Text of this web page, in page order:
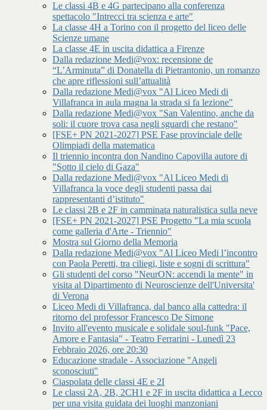
Le classi 4B e 4G partecipano alla conferenza
spettacolo "Intrecci tra scienza e arte"
La classe 4H a Torino con il progetto del liceo delle
Scienze umane
La classe 4E in uscita didattica a Firenze
Dalla redazione Medi@vox: recensione de
“L’Arminuta” di Donatella di Pietrantonio, un romanzo
che apre riflessioni sull’attualità
Dalla redazione Medi@vox "Al Liceo Medi di
Villafranca in aula magna la strada si fa lezione"
Dalla redazione Medi@vox "San Valentino, anche da
soli: il cuore trova casa negli sguardi che restano"
[FSE+ PN 2021-2027] PSE Fase provinciale delle
Olimpiadi della matematica
Il triennio incontra don Nandino Capovilla autore di
"Sotto il cielo di Gaza"
Dalla redazione Medi@vox "Al Liceo Medi di
Villafranca la voce degli studenti passa dai
rappresentanti d’istituto"
Le classi 2B e 2F in camminata naturalistica sulla neve
[FSE+ PN 2021-2027] PSE Progetto "La mia scuola
come galleria d'Arte - Triennio"
Mostra sul Giorno della Memoria
Dalla redazione Medi@vox "Al Liceo Medi l’incontro
con Paola Peretti, tra ciliegi, liste e sogni di scrittura"
Gli studenti del corso "NeurON: accendi la mente" in
visita al Dipartimento di Neuroscienze dell'Universita'
di Verona
Liceo Medi di Villafranca, dal banco alla cattedra: il
ritorno del professor Francesco De Simone
Invito all'evento musicale e solidale soul-funk "Pace,
Amore e Fantasia" - Teatro Ferrarini - Lunedì 23
Febbraio 2026, ore 20:30
Educazione stradale - Associazione "Angeli
sconosciuti"
Ciaspolata delle classi 4E e 2I
Le classi 2A, 2B, 2CH1 e 2F in uscita didattica a Lecco
per una visita guidata dei luoghi manzoniani